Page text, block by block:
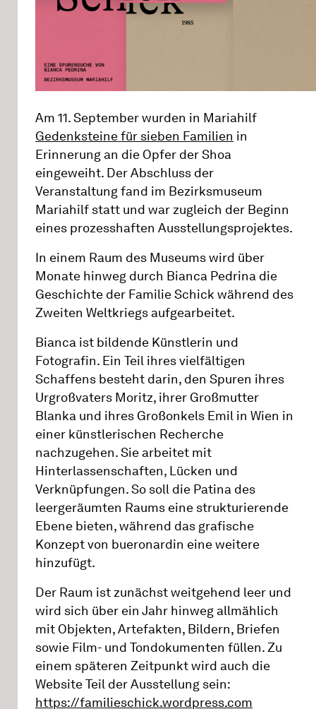
Am 11. September wurden in Mariahilf
Gedenksteine für sieben Familien in
Erinnerung an die Opfer der Shoa
eingeweiht. Der Abschluss der
Veranstaltung fand im Bezirksmuseum
Mariahilf statt und war zugleich der Beginn
eines prozesshaften Ausstellungsprojektes.
In einem Raum des Museums wird über
Monate hinweg durch Bianca Pedrina die
Geschichte der Familie Schick während des
Zweiten Weltkriegs aufgearbeitet.
Bianca ist bildende Künstlerin und
Fotografin. Ein Teil ihres vielfältigen
Schaffens besteht darin, den Spuren ihres
Urgroßvaters Moritz, ihrer Großmutter
Blanka und ihres Großonkels Emil in Wien in
einer künstlerischen Recherche
nachzugehen. Sie arbeitet mit
Hinterlassenschaften, Lücken und
Verknüpfungen. So soll die Patina des
leergeräumten Raums eine strukturierende
Ebene bieten, während das grafische
Konzept von bueronardin eine weitere
hinzufügt.
Der Raum ist zunächst weitgehend leer und
wird sich über ein Jahr hinweg allmählich
mit Objekten, Artefakten, Bildern, Briefen
sowie Film- und Tondokumenten füllen. Zu
einem späteren Zeitpunkt wird auch die
Website Teil der Ausstellung sein:
https://familieschick.wordpress.com